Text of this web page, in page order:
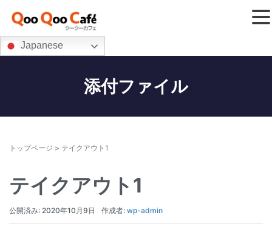
Japanese
添付ファイル
トップページ > テイクアウト1
テイクアウト1
公開済み: 2020年10月9日 作成者: wp-admin